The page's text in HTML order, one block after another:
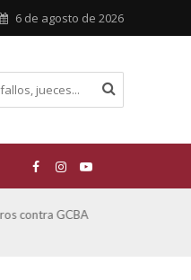
6 de agosto de 2026
Ferreyra Pardo, Claudia Eva Edith